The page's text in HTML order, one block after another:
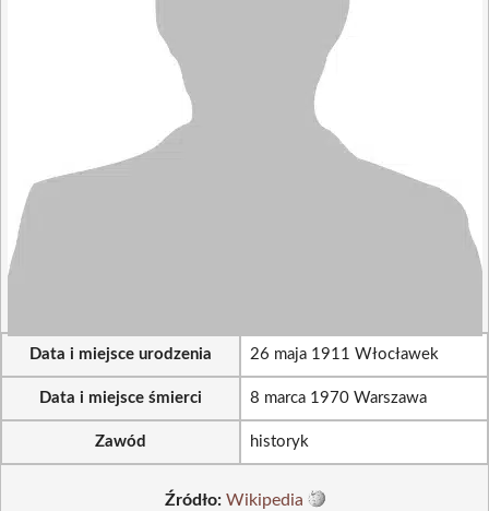
Data i miejsce urodzenia 26 maja 1911 Włocławek
Data i miejsce śmierci 8 marca 1970 Warszawa
Zawód historyk
Źródło: Wikipedia